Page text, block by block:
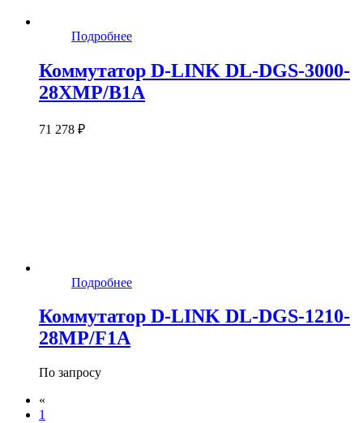
Подробнее
Коммутатор D-LINK DL-DGS-3000-
28XMP/B1A
71 278 ₽
Подробнее
Коммутатор D-LINK DL-DGS-1210-
28MP/F1A
По запросу
«
1